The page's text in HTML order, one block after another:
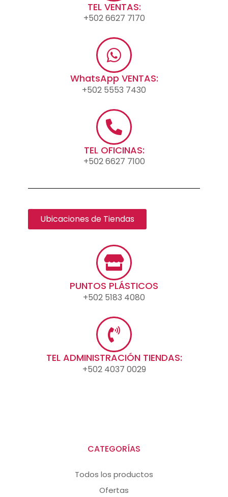
TEL VENTAS:
+502 6627 7170
WhatsApp VENTAS:
+502 5553 7430
TEL OFICINAS:
+502 6627 7100
Ubicaciones de Tiendas
PUNTOS PLÁSTICOS
+502 5183 4080
TEL ADMINISTRACIÓN TIENDAS:
+502 4037 0029
CATEGORÍAS
Todos los productos
Ofertas